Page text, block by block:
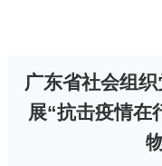
广东省社会组
展“抗击疫情在